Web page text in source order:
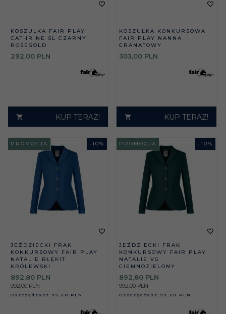
KOSZULKA FAIR PLAY
CATHRINE SL CZARNY
ROSEGOLD
292,00 PLN
KUP TERAZ!
KOSZULKA KONKURSOWA
FAIR PLAY NANNA
GRANATOWY
303,00 PLN
KUP TERAZ!
- 10%
PROMOCJA
JEŹDZIECKI FRAK
KONKURSOWY FAIR PLAY
NATALIE BŁĘKIT
KRÓLEWSKI
892,80 PLN
992,00 PLN
Oszczędzasz 99.20 PLN
- 10%
PROMOCJA
JEŹDZIECKI FRAK
KONKURSOWY FAIR PLAY
NATALIE VG
CIEMNOZIELONY
892,80 PLN
992,00 PLN
Oszczędzasz 99.20 PLN